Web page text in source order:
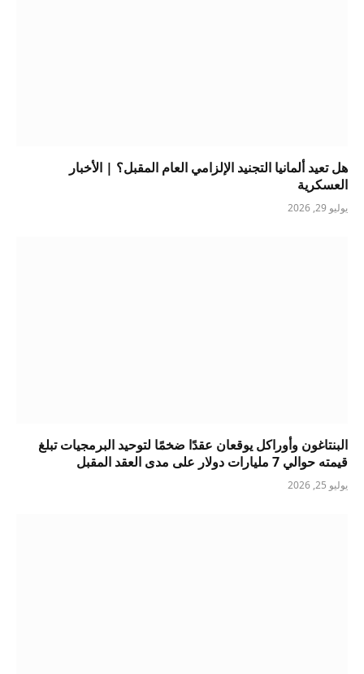
هل تعيد ألمانيا التجنيد الإلزامي العام المقبل؟ | الأخبار
العسكرية
يوليو 29, 2026
البنتاغون وأوراكل يوقعان عقدًا ضخمًا لتوحيد البرمجيات تبلغ
قيمته حوالي 7 مليارات دولار على مدى العقد المقبل
يوليو 25, 2026